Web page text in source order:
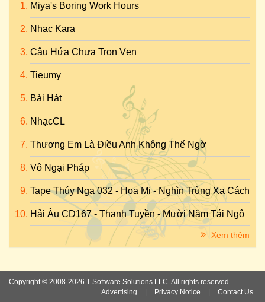
Miya's Boring Work Hours
Nhac Kara
Câu Hứa Chưa Trọn Vẹn
Tieumy
Bài Hát
NhạcCL
Thương Em Là Điều Anh Không Thể Ngờ
Vô Ngại Pháp
Tape Thúy Nga 032 - Họa Mi - Nghìn Trùng Xa Cách
Hải Âu CD167 - Thanh Tuyền - Mười Năm Tái Ngộ
Xem thêm
Copyright © 2008-2026 T Software Solutions LLC. All rights reserved.
Advertising
Privacy Notice Contact Us